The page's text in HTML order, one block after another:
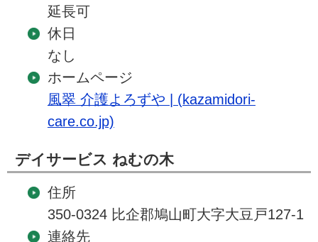
延長可
休日
なし
ホームページ
風翠 介護よろずや | (kazamidori-
care.co.jp)
デイサービス ねむの木
住所
350-0324 比企郡鳩山町大字大豆戸127-1
連絡先